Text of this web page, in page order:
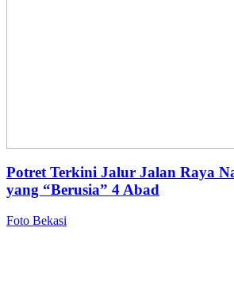
Potret Terkini Jalur Jalan Raya
yang “Berusia” 4 Abad
Foto Bekasi